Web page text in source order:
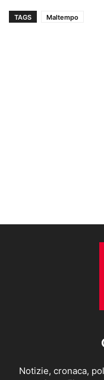
TAGS Maltempo
Notizie, cronaca,